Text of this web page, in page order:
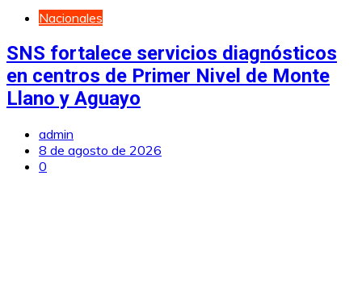
Nacionales
SNS fortalece servicios diagnósticos
en centros de Primer Nivel de Monte
Llano y Aguayo
admin
8 de agosto de 2026
0